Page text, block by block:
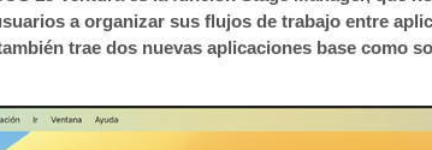
a organizar sus flujos de trabajo entre
trae dos nuevas aplicaciones base como